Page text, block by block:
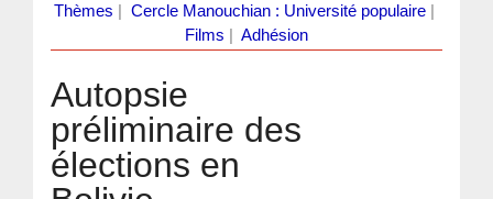
Thèmes
Cercle Manouchian : Université populaire
Films
Adhésion
Autopsie
préliminaire des
élections en